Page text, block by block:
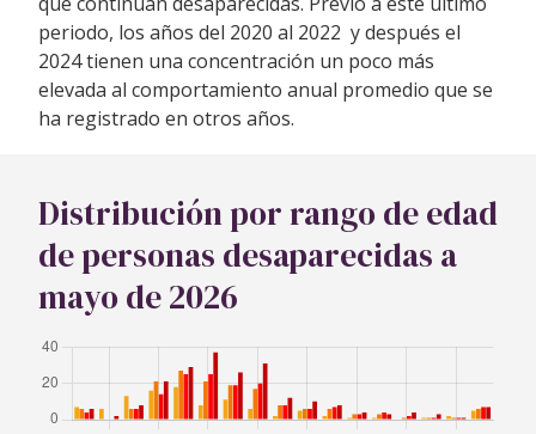
periodo, los años del 2020 al 2022 y después el
2024 tienen una concentración un poco más
elevada al comportamiento anual promedio que se
ha registrado en otros años.
Distribución por rango de edad
de personas desaparecidas a
mayo de 2026